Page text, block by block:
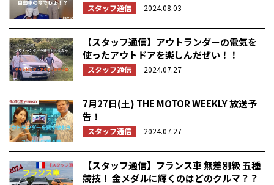
スタッフ通信 2024.08.03
【スタッフ通信】アウトランダーの電気を
使ったアウトドアを楽しんだぜい！！
スタッフ通信 2024.07.27
7月27日(土) THE MOTOR WEEKLY 放送予
告！
スタッフ通信 2024.07.27
【スタッフ通信】フランス車 無差別級 五種
競技！ 金メダルに輝くのはどのクルマ？？